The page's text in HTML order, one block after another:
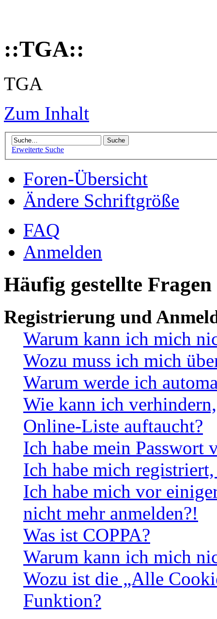
::TGA::
TGA
Zum Inhalt
Erweiterte Suche
Foren-Übersicht
Ändere Schriftgröße
FAQ
Anmelden
Häufig gestellte Fragen
Registrierung und
Warum kann ich mich
Wozu muss ich mich
Warum werde ich
Wie kann ich
Online-Liste auftaucht?
Ich habe mein Passwort
Ich habe mich
Ich habe mich vor
nicht mehr anmelden?!
Was ist COPPA?
Warum kann ich mich
Wozu ist die „Alle
Funktion?